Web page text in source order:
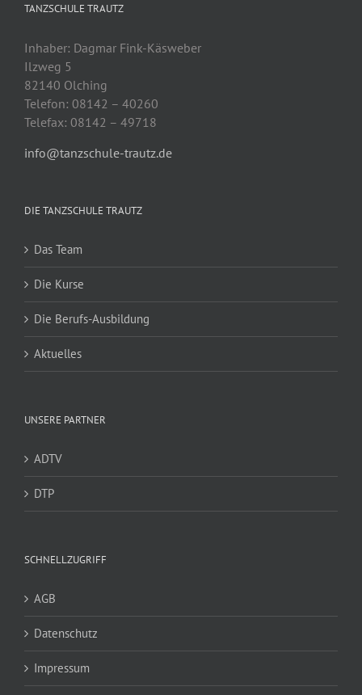
TANZSCHULE TRAUTZ
Inhaber: Dagmar Fink-Käsweber
Ilzweg 5
82140 Olching
Telefon: 08142 – 40260
Telefax: 08142 – 49718
info@tanzschule-trautz.de
DIE TANZSCHULE TRAUTZ
Das Team
Die Kurse
Die Berufs-Ausbildung
Aktuelles
UNSERE PARTNER
ADTV
DTP
SCHNELLZUGRIFF
AGB
Datenschutz
Impressum